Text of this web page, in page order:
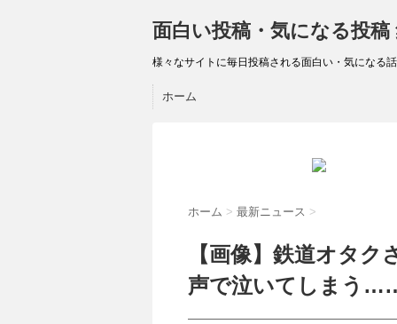
面白い投稿・気になる投
様々なサイトに毎日投稿される面白い・気になる
ホーム
ホーム > 最新ニュース >
【画像】鉄道オタ
声で泣いてしま